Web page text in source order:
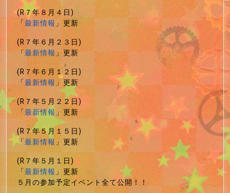
(R７年８月４日)
「最新情報」更新
(R７年６月２３日)
「最新情報」更新
(R７年６月１２日)
「最新情報」更新
(R７年５月２２日)
「最新情報」更新
(R７年５月１５日)
「最新情報」更新
(R７年５月１日)
「最新情報」更新
５月の参加予定イベント全て公開！！